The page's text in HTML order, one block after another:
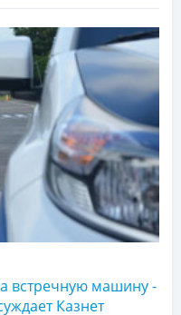
встречную машину -
Казнет